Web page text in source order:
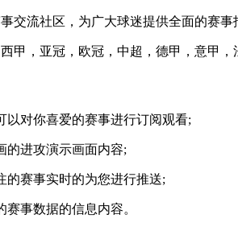
交流社区，为广大球迷提供全面的赛事
甲，亚冠，欧冠，中超，德甲，意甲
以对你喜爱的赛事进行订阅观看;
的进攻演示画面内容;
的赛事实时的为您进行推送;
事数据的信息内容。